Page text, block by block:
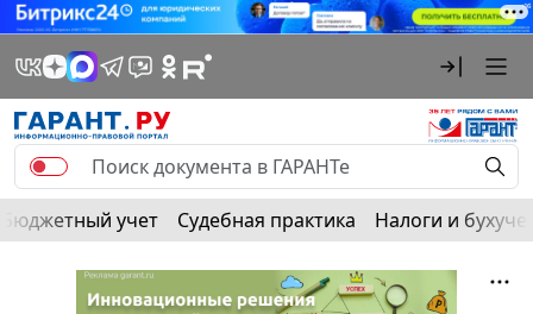
Бюджетный учет Судебная практика Налоги и